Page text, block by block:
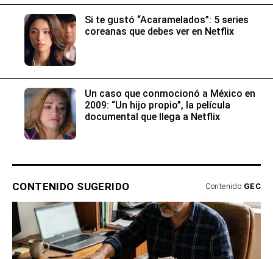
Si te gustó “Acaramelados”: 5 series
coreanas que debes ver en Netflix
Un caso que conmocionó a México en
2009: “Un hijo propio”, la película
documental que llega a Netflix
CONTENIDO SUGERIDO Contenido GEC